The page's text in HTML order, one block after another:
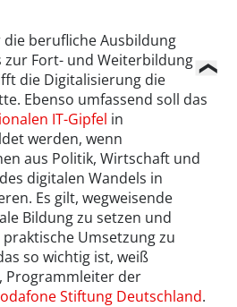
berufliche Ausbildung
zur Fort- und Weiterbildung
die Digitalisierung die
Ebenso umfassend soll das
IT-Gipfel in
werden, wenn
aus Politik, Wirtschaft und
digitalen Wandels in
Es gilt, wegweisende
Bildung zu setzen und
Umsetzung zu
so wichtig ist, weiß
Programmleiter der
Stiftung Deutschland.